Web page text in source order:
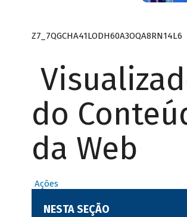
Z7_7QGCHA41LODH60A3OQA8RN14L6
do
da Web
Ações
NESTA SEÇÃO